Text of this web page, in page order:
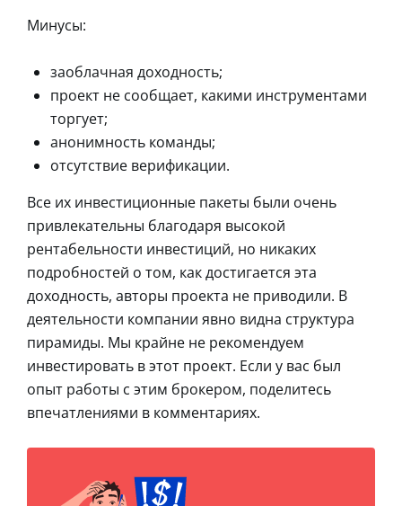
Минусы:
заоблачная доходность;
проект не сообщает, какими инструментами
торгует;
анонимность команды;
отсутствие верификации.
Все их инвестиционные пакеты были очень
привлекательны благодаря высокой
рентабельности инвестиций, но никаких
подробностей о том, как достигается эта
доходность, авторы проекта не приводили. В
деятельности компании явно видна структура
пирамиды. Мы крайне не рекомендуем
инвестировать в этот проект. Если у вас был
опыт работы с этим брокером, поделитесь
впечатлениями в комментариях.